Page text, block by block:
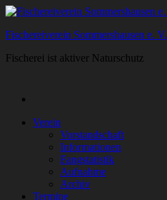
Zum
springen
Fischereiverein Sommershausen e. V.
Fischerei ist aktiver Naturschutz
Verein
Vorstandschaft
Informationen
Fangstatistik
Aufnahme
Archiv
Termine